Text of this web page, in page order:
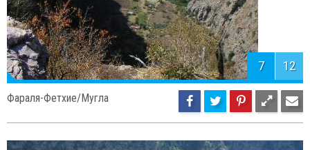
7 12
Фараля-Фетхие/Мугла